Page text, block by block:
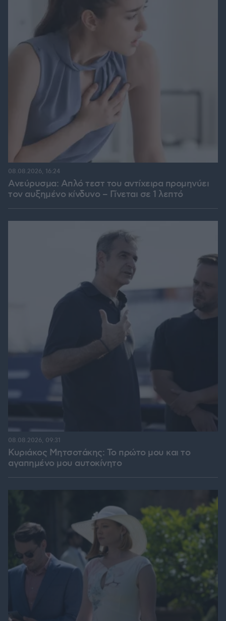
Ανεύρυσμα: Απλό τεστ του αντίχειρα προμηνύει
τον αυξημένο κίνδυνο – Γίνεται σε 1 λεπτό
08.08.2026, 16:24
Κυριάκος Μητσοτάκης: Το πρώτο μου και το
αγαπημένο μου αυτοκίνητο
08.08.2026, 09:31